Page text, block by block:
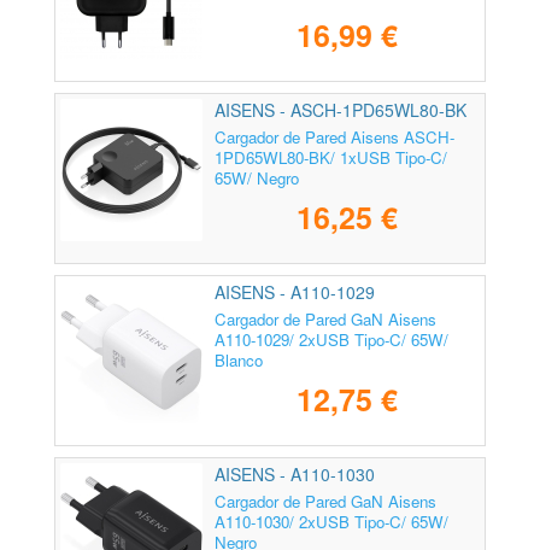
16,99 €
AISENS - ASCH-1PD65WL80-BK
Cargador de Pared Aisens ASCH-
1PD65WL80-BK/ 1xUSB Tipo-C/
65W/ Negro
16,25 €
AISENS - A110-1029
Cargador de Pared GaN Aisens
A110-1029/ 2xUSB Tipo-C/ 65W/
Blanco
12,75 €
AISENS - A110-1030
Cargador de Pared GaN Aisens
A110-1030/ 2xUSB Tipo-C/ 65W/
Negro